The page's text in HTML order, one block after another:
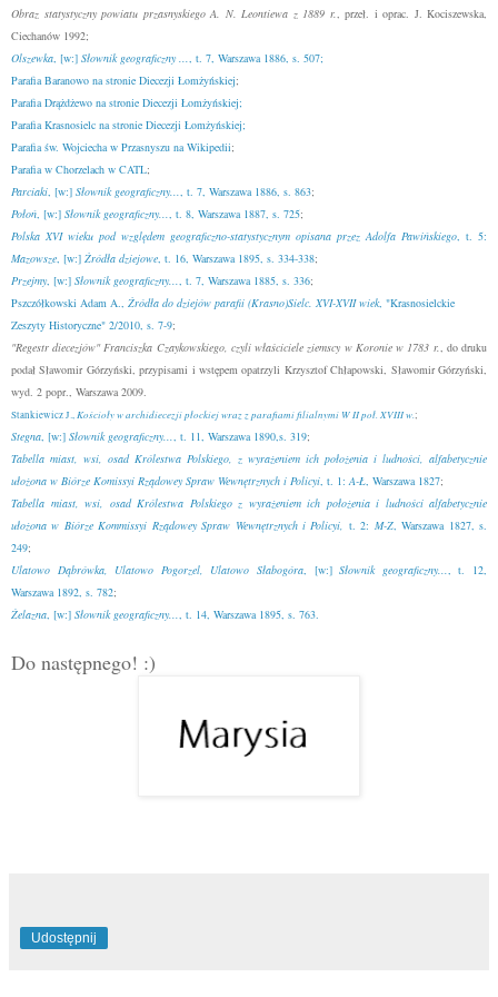
Obraz statystyczny powiatu przasnyskiego A. N. Leontiewa z 1889 r., przeł. i oprac. J. Kociszewska,
Ciechanów 1992;
Olszewka, [w:] Słownik geograficzny ..., t. 7, Warszawa 1886, s. 507;
Parafia Baranowo na stronie Diecezji Łomżyńskiej;
Parafia Drążdżewo na stronie Diecezji Łomżyńskiej;
Parafia Krasnosielc na stronie Diecezji Łomżyńskiej;
Parafia św. Wojciecha w Przasnyszu na Wikipedii;
Parafia w Chorzelach w CATL;
Parciaki, [w:] Słownik geograficzny..., t. 7, Warszawa 1886, s. 863;
Połoń, [w:] Słownik geograficzny..., t. 8, Warszawa 1887, s. 725;
Polska XVI wieku pod względem geograficzno-statystycznym opisana przez Adolfa Pawińskiego, t. 5:
Mazowsze, [w:] Źródła dziejowe, t. 16, Warszawa 1895, s. 334-338;
Przejmy, [w:] Słownik geograficzny..., t. 7, Warszawa 1885, s. 336;
Pszczółkowski Adam A., Źródła do dziejów parafii (Krasno)Sielc. XVI-XVII wiek, "Krasnosielckie
Zeszyty Historyczne" 2/2010, s. 7-9;
"Regestr diecezjów" Franciszka Czaykowskiego, czyli właściciele ziemscy w Koronie w 1783 r., do druku
podał Sławomir Górzyński, przypisami i wstępem opatrzyli Krzysztof Chłapowski, Sławomir Górzyński,
wyd. 2 popr., Warszawa 2009.
Stankiewicz J., Kościoły w archidiecezji płockiej wraz z parafiami filialnymi W II poł. XVIII w.;
Stegna, [w:] Słownik geograficzny..., t. 11, Warszawa 1890,s. 319;
Tabella miast, wsi, osad Królestwa Polskiego, z wyrażeniem ich położenia i ludności, alfabetycznie
ułożona w Biórze Komissyi Rządowey Spraw Wewnętrznych i Policyi, t. 1: A-Ł, Warszawa 1827;
Tabella miast, wsi, osad Królestwa Polskiego z wyrażeniem ich położenia i ludności alfabetycznie
ułożona w Biórze Kommissyi Rządowey Spraw Wewnętrznych i Policyi, t. 2: M-Z, Warszawa 1827, s.
249;
Ulatowo Dąbrówka, Ulatowo Pogorzel, Ulatowo Słabogóra, [w:]Słownik geograficzny..., t. 12,
Warszawa 1892, s. 782;
Żelazna, [w:] Słownik geograficzny..., t. 14, Warszawa 1895, s. 763.
Do następnego! :)
Udostępnij